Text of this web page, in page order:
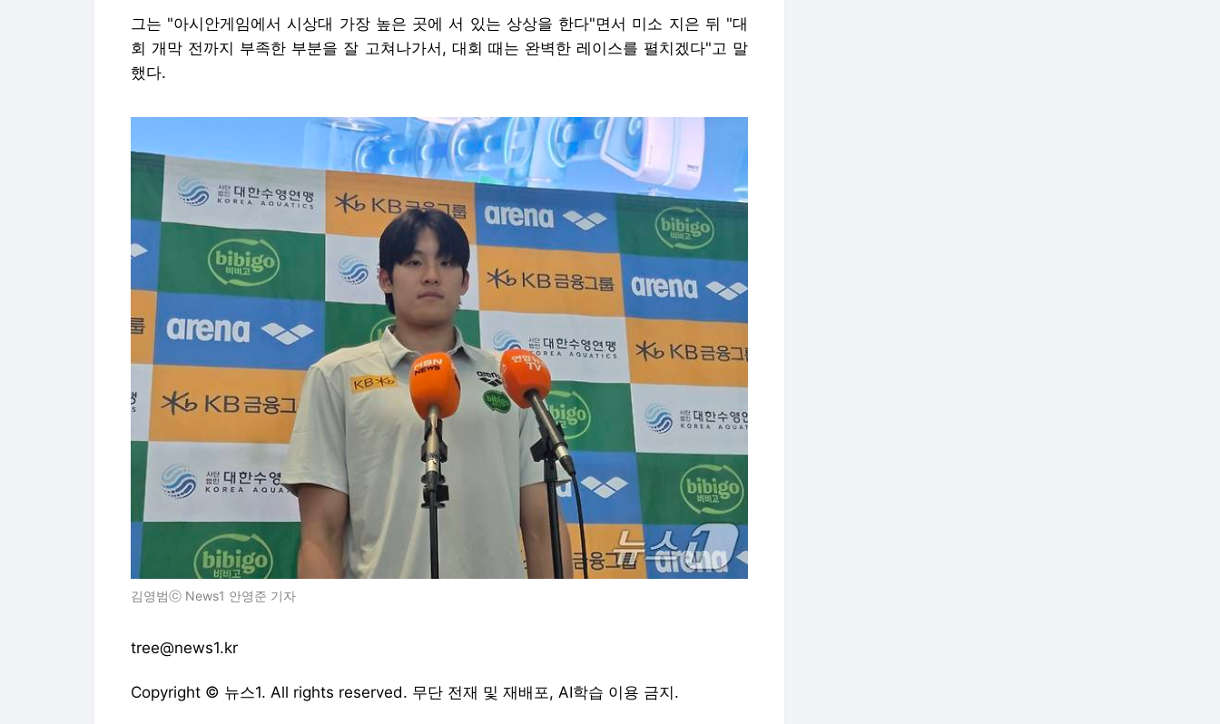
그는 "아시안게임에서 시상대 가장 높은 곳에 서 있는 상상을 한다"면서 미소 지은 뒤 "대
회 개막 전까지 부족한 부분을 잘 고쳐나가서, 대회 때는 완벽한 레이스를 펼치겠다"고 말
했다.
김영범ⓒ News1 안영준 기자
tree@news1.kr
Copyright © 뉴스1. All rights reserved. 무단 전재 및 재배포, AI학습 이용 금지.